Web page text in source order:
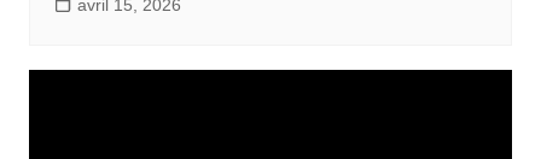
avril 15, 2026